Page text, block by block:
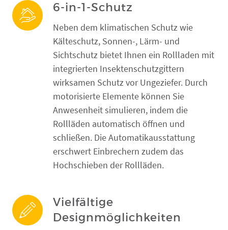
6-in-1-Schutz
Neben dem klimatischen Schutz wie
Kälteschutz, Sonnen-, Lärm- und
Sichtschutz bietet Ihnen ein Rollladen mit
integrierten Insektenschutzgittern
wirksamen Schutz vor Ungeziefer. Durch
motorisierte Elemente können Sie
Anwesenheit simulieren, indem die
Rollläden automatisch öffnen und
schließen. Die Automatikausstattung
erschwert Einbrechern zudem das
Hochschieben der Rollläden.
Vielfältige
Designmöglichkeiten